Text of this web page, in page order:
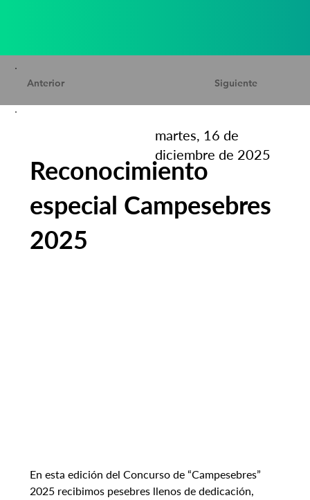
Siguiente
Anterior
martes, 16 de
diciembre de 2025
Reconocimiento
especial Campesebres
2025
En esta edición del Concurso de “Campesebres”
2025 recibimos pesebres llenos de dedicación,